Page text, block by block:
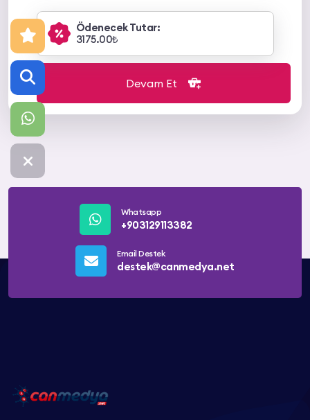
Ödenecek Tutar:
3175.00₺
Devam Et
Whatsapp
+903129113382
Email Destek
destek@canmedya.net